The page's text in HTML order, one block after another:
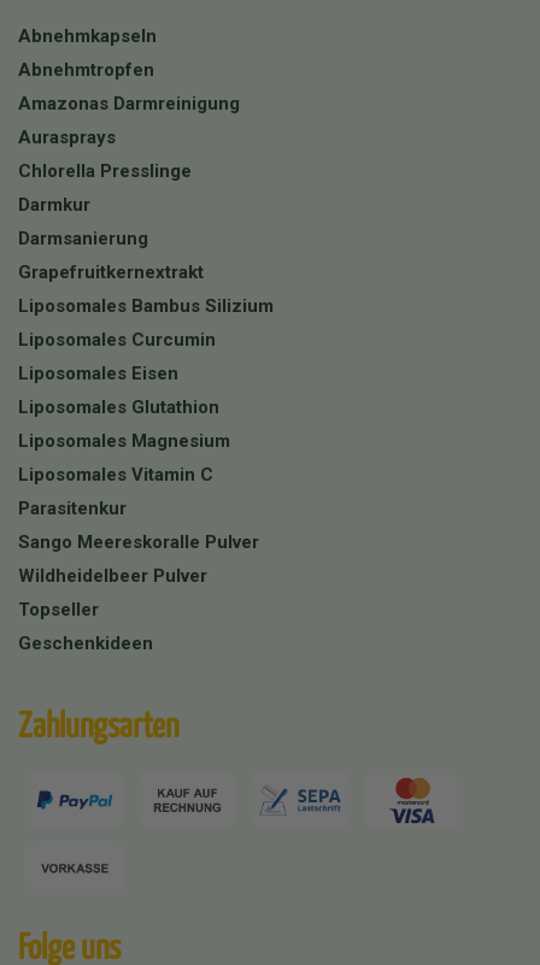
Abnehmkapseln
Abnehmtropfen
Amazonas Darmreinigung
Aurasprays
Chlorella Presslinge
Darmkur
Darmsanierung
Grapefruitkernextrakt
Liposomales Bambus Silizium
Liposomales Curcumin
Liposomales Eisen
Liposomales Glutathion
Liposomales Magnesium
Liposomales Vitamin C
Parasitenkur
Sango Meereskoralle Pulver
Wildheidelbeer Pulver
Topseller
Geschenkideen
Zahlungsarten
Folge uns